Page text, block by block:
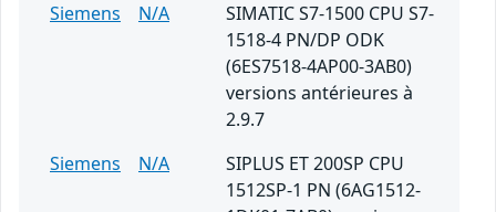
Siemens
N/A
SIMATIC S7-1500 CPU S7-
1518-4 PN/DP ODK
(6ES7518-4AP00-3AB0)
versions antérieures à
2.9.7
Siemens
N/A
SIPLUS ET 200SP CPU
1512SP-1 PN (6AG1512-